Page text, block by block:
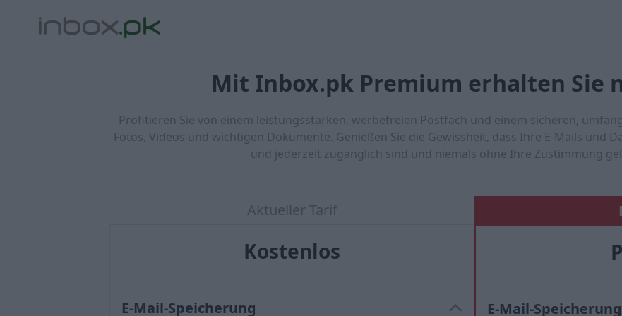
Mit Inbox.pk Premium erhalten Sie
Profitieren Sie von einem leistungsstarken, werbefreien Postfach und einem sicheren,
Fotos, Videos und wichtigen Dokumente. Genießen Sie die Gewissheit, dass Ihre E-Mails und
und jederzeit zugänglich sind und niemals ohne Ihre Zustimmung
Aktueller Tarif
Kostenlos
E-Mail-Speicherung E-Mail-Speicherung